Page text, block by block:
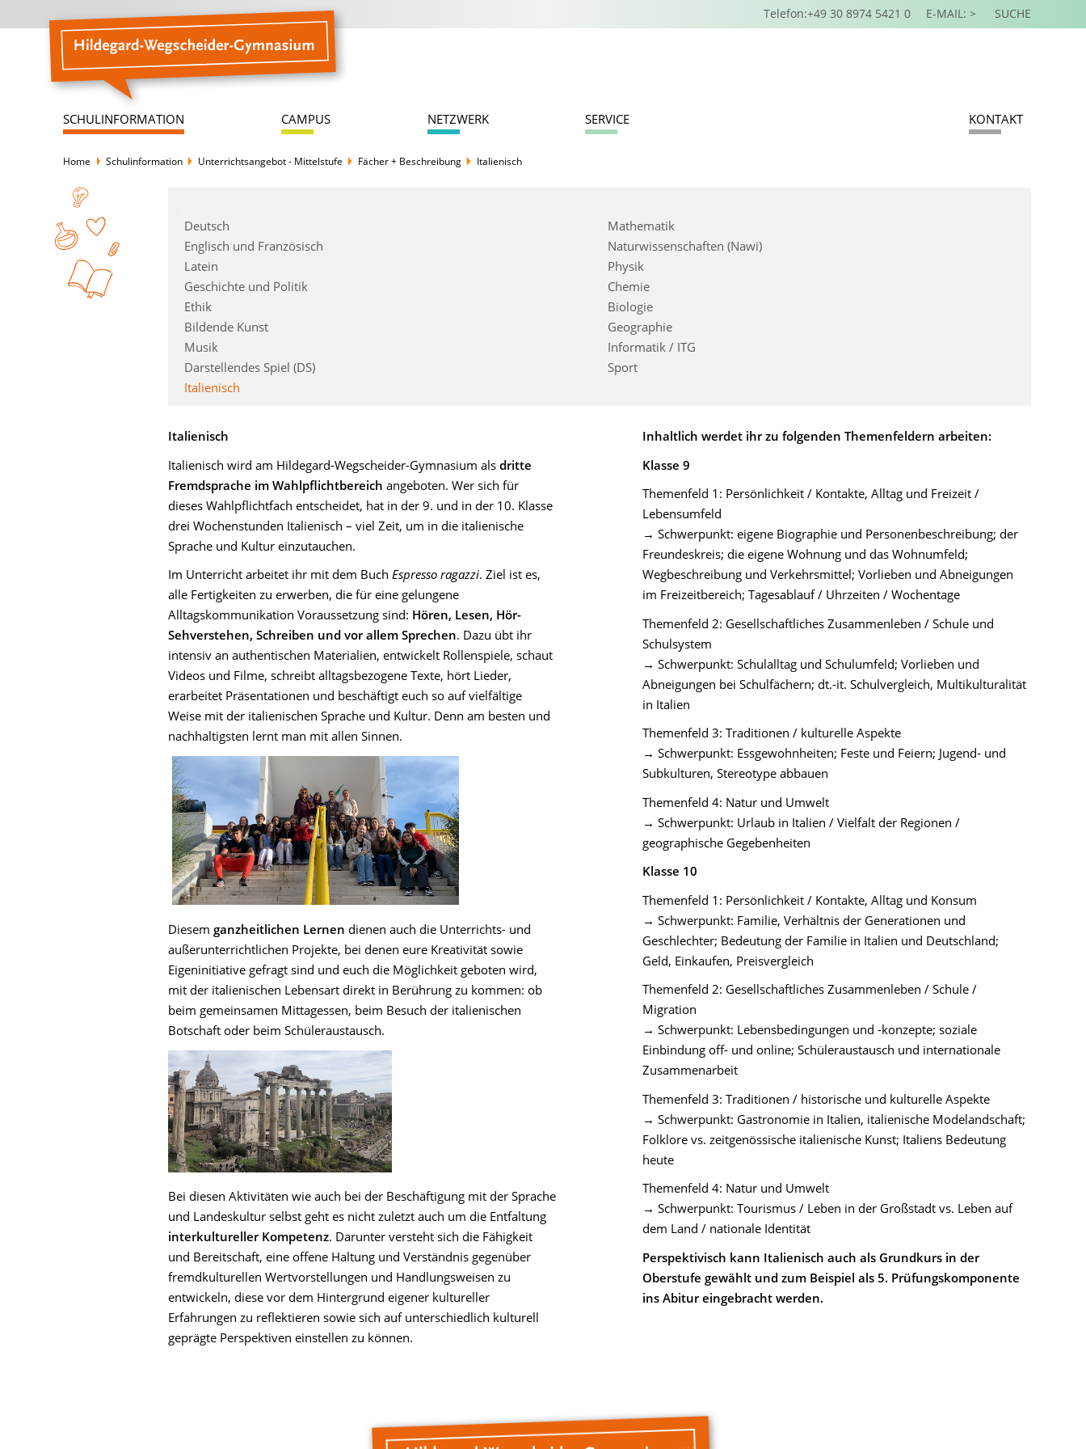
Telefon:+49 30 8974 5421 0 E-MAIL: > SUCHE
SCHULINFORMATION CAMPUS NETZWERK SERVICE KONTAKT
Home Schulinformation Unterrichtsangebot - Mittelstufe Fächer + Beschreibung Italienisch
Deutsch
Mathematik
Englisch und Französisch
Naturwissenschaften (Nawi)
Latein
Physik
Geschichte und Politik
Chemie
Ethik
Biologie
Bildende Kunst
Geographie
Musik
Informatik / ITG
Darstellendes Spiel (DS)
Sport
Italienisch
Italienisch
Italienisch wird am Hildegard-Wegscheider-Gymnasium als dritte
Fremdsprache im Wahlpflichtbereich angeboten. Wer sich für
dieses Wahlpflichtfach entscheidet, hat in der 9. und in der 10. Klasse
drei Wochenstunden Italienisch – viel Zeit, um in die italienische
Sprache und Kultur einzutauchen.
Im Unterricht arbeitet ihr mit dem Buch Espresso ragazzi. Ziel ist es,
alle Fertigkeiten zu erwerben, die für eine gelungene
Alltagskommunikation Voraussetzung sind: Hören, Lesen, Hör-
Sehverstehen, Schreiben und vor allem Sprechen. Dazu übt ihr
intensiv an authentischen Materialien, entwickelt Rollenspiele, schaut
Videos und Filme, schreibt alltagsbezogene Texte, hört Lieder,
erarbeitet Präsentationen und beschäftigt euch so auf vielfältige
Weise mit der italienischen Sprache und Kultur. Denn am besten und
nachhaltigsten lernt man mit allen Sinnen.
Diesem ganzheitlichen Lernen dienen auch die Unterrichts- und
außerunterrichtlichen Projekte, bei denen eure Kreativität sowie
Eigeninitiative gefragt sind und euch die Möglichkeit geboten wird,
mit der italienischen Lebensart direkt in Berührung zu kommen: ob
beim gemeinsamen Mittagessen, beim Besuch der italienischen
Botschaft oder beim Schüleraustausch.
Bei diesen Aktivitäten wie auch bei der Beschäftigung mit der Sprache
und Landeskultur selbst geht es nicht zuletzt auch um die Entfaltung
interkultureller Kompetenz. Darunter versteht sich die Fähigkeit
und Bereitschaft, eine offene Haltung und Verständnis gegenüber
fremdkulturellen Wertvorstellungen und Handlungsweisen zu
entwickeln, diese vor dem Hintergrund eigener kultureller
Erfahrungen zu reflektieren sowie sich auf unterschiedlich kulturell
geprägte Perspektiven einstellen zu können.
Inhaltlich werdet ihr zu folgenden Themenfeldern arbeiten:
Klasse 9
Themenfeld 1: Persönlichkeit / Kontakte, Alltag und Freizeit /
Lebensumfeld
→ Schwerpunkt: eigene Biographie und Personenbeschreibung; der
Freundeskreis; die eigene Wohnung und das Wohnumfeld;
Wegbeschreibung und Verkehrsmittel; Vorlieben und Abneigungen
im Freizeitbereich; Tagesablauf / Uhrzeiten / Wochentage
Themenfeld 2: Gesellschaftliches Zusammenleben / Schule und
Schulsystem
→ Schwerpunkt: Schulalltag und Schulumfeld; Vorlieben und
Abneigungen bei Schulfächern; dt.-it. Schulvergleich, Multikulturalität
in Italien
Themenfeld 3: Traditionen / kulturelle Aspekte
→ Schwerpunkt: Essgewohnheiten; Feste und Feiern; Jugend- und
Subkulturen, Stereotype abbauen
Themenfeld 4: Natur und Umwelt
→ Schwerpunkt: Urlaub in Italien / Vielfalt der Regionen /
geographische Gegebenheiten
Klasse 10
Themenfeld 1: Persönlichkeit / Kontakte, Alltag und Konsum
→ Schwerpunkt: Familie, Verhältnis der Generationen und
Geschlechter; Bedeutung der Familie in Italien und Deutschland;
Geld, Einkaufen, Preisvergleich
Themenfeld 2: Gesellschaftliches Zusammenleben / Schule /
Migration
→ Schwerpunkt: Lebensbedingungen und -konzepte; soziale
Einbindung off- und online; Schüleraustausch und internationale
Zusammenarbeit
Themenfeld 3: Traditionen / historische und kulturelle Aspekte
→ Schwerpunkt: Gastronomie in Italien, italienische Modelandschaft;
Folklore vs. zeitgenössische italienische Kunst; Italiens Bedeutung
heute
Themenfeld 4: Natur und Umwelt
→ Schwerpunkt: Tourismus / Leben in der Großstadt vs. Leben auf
dem Land / nationale Identität
Perspektivisch kann Italienisch auch als Grundkurs in der
Oberstufe gewählt und zum Beispiel als 5. Prüfungskomponente
ins Abitur eingebracht werden.